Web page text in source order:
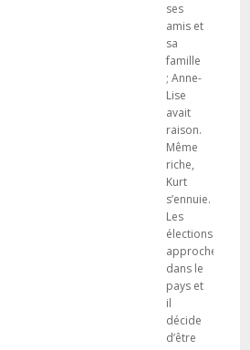
ses
amis et
sa
famille
; Anne-
Lise
avait
raison.
Même
riche,
Kurt
s’ennuie.
Les
élections
approchent
dans le
pays et
il
décide
d’être